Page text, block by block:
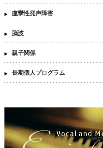
痙攣性発声障害
脳波
親子関係
長期個人プログラム